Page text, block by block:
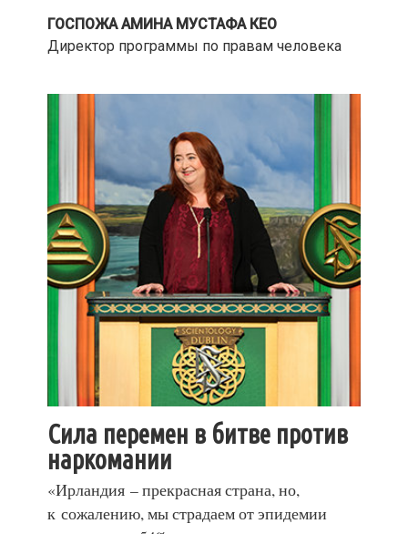
ГОСПОЖА АМИНА МУСТАФА КЕО
Директор программы по правам человека
Сила перемен в битве против
наркомании
«Ирландия – прекрасная страна, но,
к сожалению, мы страдаем от эпидемии